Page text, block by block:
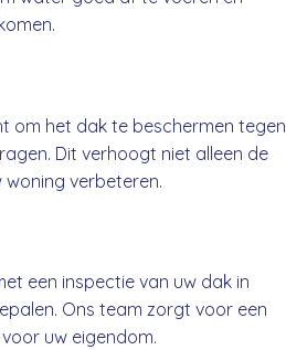
om het dak te beschermen tegen
Dit verhoogt niet alleen de
verbeteren.
een inspectie van uw dak in
Ons team zorgt voor een
uw eigendom.